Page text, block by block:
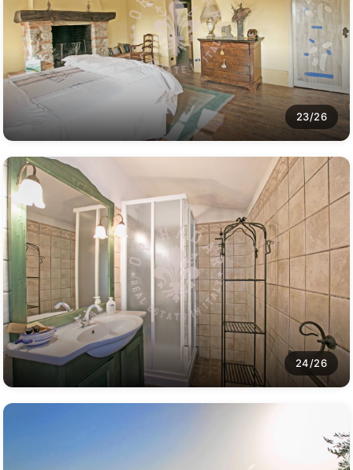
23/26
24/26